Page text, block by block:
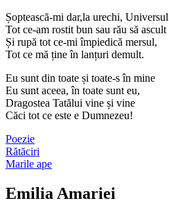
Șoptească-mi dar,la urechi, Universul
Tot ce-am rostit bun sau rău să ascult
Și rupă tot ce-mi împiedică mersul,
Tot ce mă ține în lanțuri demult.
Eu sunt din toate și toate-s în mine
Eu sunt aceea, în toate sunt eu,
Dragostea Tatălui vine și vine
Căci tot ce este e Dumnezeu!
Poezie
Post
navigation
Rătăciri
Marile ape
Emilia Amariei